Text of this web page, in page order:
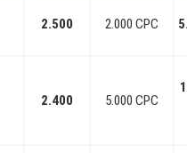
2.500 2.000 CPC
2.400 5.000 CPC